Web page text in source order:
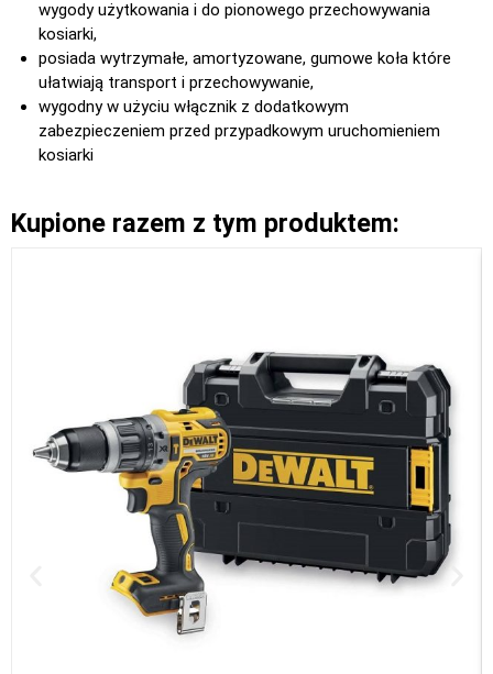
wygody użytkowania i do pionowego przechowywania
kosiarki,
posiada wytrzymałe, amortyzowane, gumowe koła które
ułatwiają transport i przechowywanie,
wygodny w użyciu włącznik z dodatkowym
zabezpieczeniem przed przypadkowym uruchomieniem
kosiarki
Kupione razem z tym produktem: